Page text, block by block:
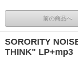
前の商品へ
SORORITY
THINK" LP+mp3